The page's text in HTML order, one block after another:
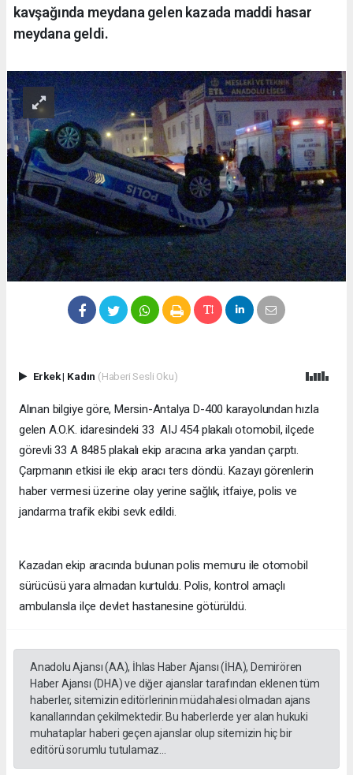
kavşağında meydana gelen kazada maddi hasar
meydana geldi.
Erkek| Kadın (Haberi Sesli Oku)
Alınan bilgiye göre, Mersin-Antalya D-400 karayolundan hızla
gelen A.O.K. idaresindeki 33 AIJ 454 plakalı otomobil, ilçede
görevli 33 A 8485 plakalı ekip aracına arka yandan çarptı.
Çarpmanın etkisi ile ekip aracı ters döndü. Kazayı görenlerin
haber vermesi üzerine olay yerine sağlık, itfaiye, polis ve
jandarma trafik ekibi sevk edildi.
Kazadan ekip aracında bulunan polis memuru ile otomobil
sürücüsü yara almadan kurtuldu. Polis, kontrol amaçlı
ambulansla ilçe devlet hastanesine götürüldü.
Anadolu Ajansı (AA), İhlas Haber Ajansı (İHA), Demirören
Haber Ajansı (DHA) ve diğer ajanslar tarafından eklenen tüm
haberler, sitemizin editörlerinin müdahalesi olmadan ajans
kanallarından çekilmektedir. Bu haberlerde yer alan hukuki
muhataplar haberi geçen ajanslar olup sitemizin hiç bir
editörü sorumlu tutulamaz...